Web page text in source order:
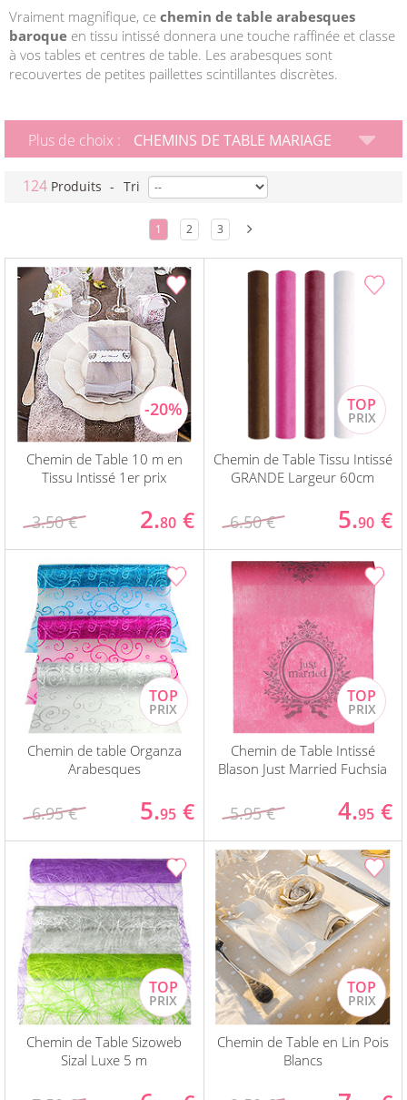
Vraiment magnifique, ce chemin de table arabesques
baroque en tissu intissé donnera une touche raffinée et classe
à vos tables et centres de table. Les arabesques sont
recouvertes de petites paillettes scintillantes discrètes.
Plus de choix : CHEMINS DE TABLE MARIAGE
124 Produits - Tri
1 2 3
Chemin de Table 10 m en
Tissu Intissé 1er prix
3.50 € 2.80 €
Chemin de Table Tissu Intissé
GRANDE Largeur 60cm
6.50 € 5.90 €
Chemin de table Organza
Arabesques
6.95 € 5.95 €
Chemin de Table Intissé
Blason Just Married Fuchsia
5.95 € 4.95 €
Chemin de Table Sizoweb
Sizal Luxe 5 m
Chemin de Table en Lin Pois
Blancs